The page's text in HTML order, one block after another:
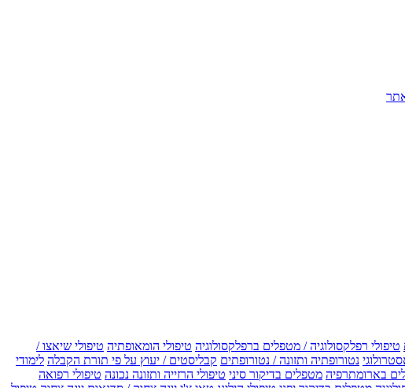
טיפולי רפלקסולוגיה / מטפלים ברפלקסולוגיה טיפולי הומאופתיה טיפולי שיאצו /
נטורופתיה ותזונה / נטורופתים קבליסטים / יעוץ על פי תורת הקבלה לימודי
בארומתרפיה מטפלים בדיקור סיני טיפולי הרזייה ותזונה נכונה טיפולי רפואה